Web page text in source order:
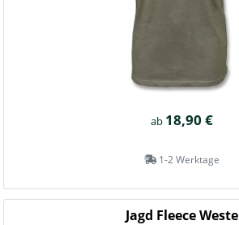
ab 18,90 €
1-2 Werktage
Jagd Fleece Weste